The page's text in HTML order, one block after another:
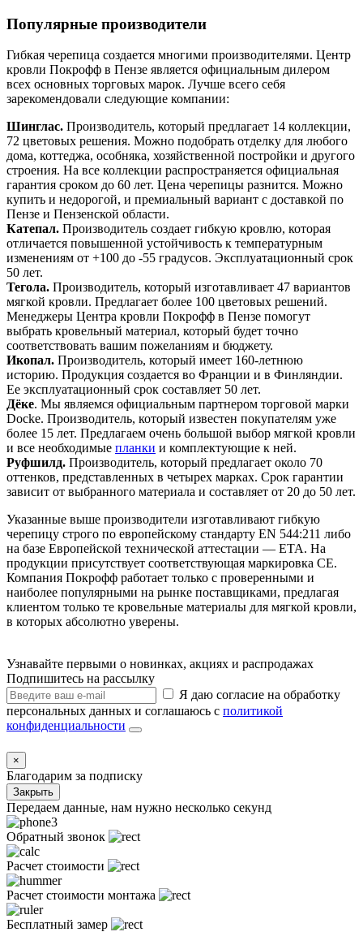
Популярные производители
Гибкая черепица создается многими производителями. Центр
кровли Покрофф в Пензе является официальным дилером
всех основных торговых марок. Лучше всего себя
зарекомендовали следующие компании:
Шинглас. Производитель, который предлагает 14 коллекции,
72 цветовых решения. Можно подобрать отделку для любого
дома, коттеджа, особняка, хозяйственной постройки и другого
строения. На все коллекции распространяется официальная
гарантия сроком до 60 лет. Цена черепицы разнится. Можно
купить и недорогой, и премиальный вариант с доставкой по
Пензе и Пензенской области.
Катепал. Производитель создает гибкую кровлю, которая
отличается повышенной устойчивость к температурным
изменениям от +100 до -55 градусов. Эксплуатационный срок
50 лет.
Тегола. Производитель, который изготавливает 47 вариантов
мягкой кровли. Предлагает более 100 цветовых решений.
Менеджеры Центра кровли Покрофф в Пензе помогут
выбрать кровельный материал, который будет точно
соответствовать вашим пожеланиям и бюджету.
Икопал. Производитель, который имеет 160-летнюю
историю. Продукция создается во Франции и в Финляндии.
Ее эксплуатационный срок составляет 50 лет.
Дёке. Мы являемся официальным партнером торговой марки
Docke. Производитель, который известен покупателям уже
более 15 лет. Предлагаем очень большой выбор мягкой кровли
и все необходимые планки и комплектующие к ней.
Руфшилд. Производитель, который предлагает около 70
оттенков, представленных в четырех марках. Срок гарантии
зависит от выбранного материала и составляет от 20 до 50 лет.
Указанные выше производители изготавливают гибкую
черепицу строго по европейскому стандарту EN 544:211 либо
на базе Европейской технической аттестации — ETA. На
продукции присутствует соответствующая маркировка СЕ.
Компания Покрофф работает только с проверенными и
наиболее популярными на рынке поставщиками, предлагая
клиентом только те кровельные материалы для мягкой кровли,
в которых абсолютно уверены.
Узнавайте первыми о новинках, акциях и распродажах
Подпишитесь на рассылку
Я даю согласие на обработку
персональных данных и соглашаюсь с политикой
конфиденциальности
×
Благодарим за подписку
Закрыть
Передаем данные, нам нужно несколько секунд
Обратный звонок
Расчет стоимости
Расчет стоимости монтажа
Бесплатный замер